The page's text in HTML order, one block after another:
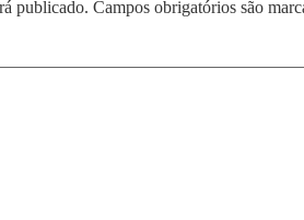
publicado. Campos obrigatórios são